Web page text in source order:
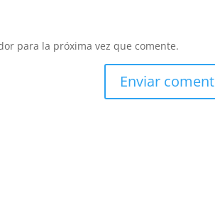
para la próxima vez que comente.